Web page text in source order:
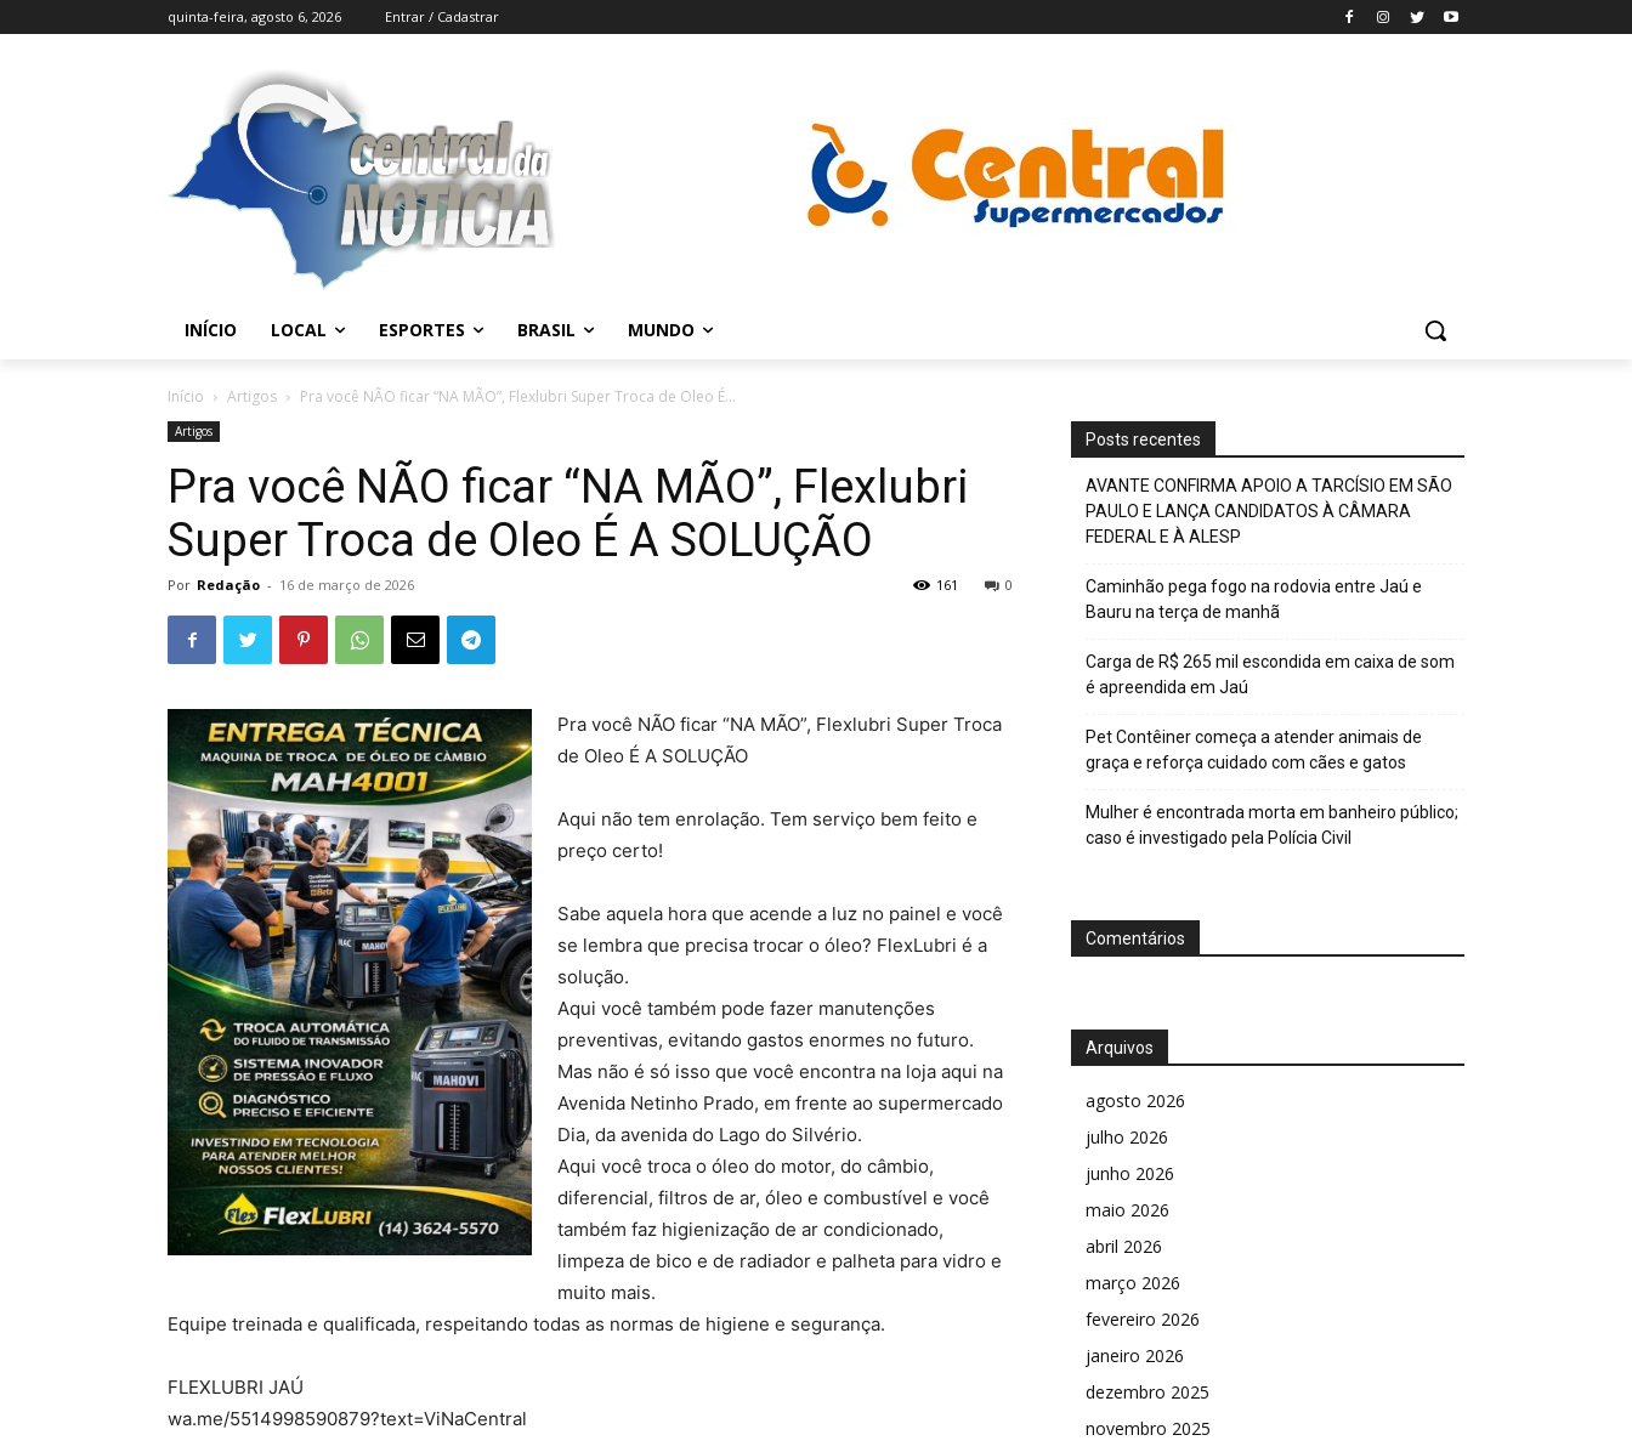
quinta-feira, agosto 6, 2026 Entrar / Cadastrar
INÍCIO LOCAL ESPORTES BRASIL MUNDO
Início Artigos Pra você NÃO ficar “NA MÃO”, Flexlubri Super Troca de Oleo É...
Artigos
Pra você NÃO ficar “NA MÃO”, Flexlubri
Super Troca de Oleo É A SOLUÇÃO
Por Redação - 16 de março de 2026 0
161
Pra você NÃO ficar “NA MÃO”, Flexlubri Super Troca
de Oleo É A SOLUÇÃO
Aqui não tem enrolação. Tem serviço bem feito e
preço certo!
Sabe aquela hora que acende a luz no painel e você
se lembra que precisa trocar o óleo? FlexLubri é a
solução.
Aqui você também pode fazer manutenções
preventivas, evitando gastos enormes no futuro.
Mas não é só isso que você encontra na loja aqui na
Avenida Netinho Prado, em frente ao supermercado
Dia, da avenida do Lago do Silvério.
Aqui você troca o óleo do motor, do câmbio,
diferencial, filtros de ar, óleo e combustível e você
também faz higienização de ar condicionado,
limpeza de bico e de radiador e palheta para vidro e
muito mais.
Equipe treinada e qualificada, respeitando todas as normas de higiene e segurança.
FLEXLUBRI JAÚ
wa.me/5514998590879?text=ViNaCentral
Posts recentes
AVANTE CONFIRMA APOIO A TARCÍSIO EM SÃO
PAULO E LANÇA CANDIDATOS À CÂMARA
FEDERAL E À ALESP
Caminhão pega fogo na rodovia entre Jaú e
Bauru na terça de manhã
Carga de R$ 265 mil escondida em caixa de som
é apreendida em Jaú
Pet Contêiner começa a atender animais de
graça e reforça cuidado com cães e gatos
Mulher é encontrada morta em banheiro público;
caso é investigado pela Polícia Civil
Comentários
Arquivos
agosto 2026
julho 2026
junho 2026
maio 2026
abril 2026
março 2026
fevereiro 2026
janeiro 2026
dezembro 2025
novembro 2025